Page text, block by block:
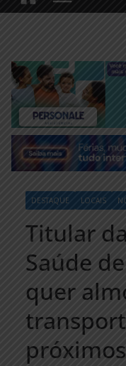
DESTAQUE LOCAIS
Titular
Saúde
quer